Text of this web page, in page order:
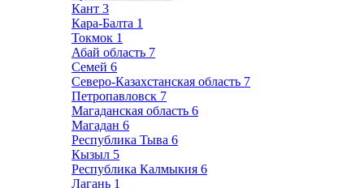
Кант 3
Кара-Балта 1
Токмок 1
Абай область 7
Семей 6
Северо-Казахстанская область 7
Петропавловск 7
Магаданская область 6
Магадан 6
Республика Тыва 6
Кызыл 5
Республика Калмыкия 6
Лагань 1